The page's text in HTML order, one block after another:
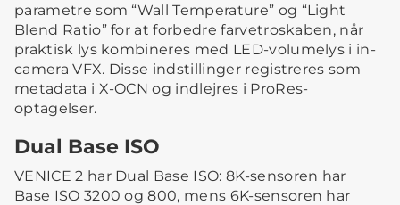
parametre som “Wall Temperature” og “Light
Blend Ratio” for at forbedre farvetroskaben, når
praktisk lys kombineres med LED-volumelys i in-
camera VFX. Disse indstillinger registreres som
metadata i X-OCN og indlejres i ProRes-
optagelser.
Dual Base ISO
VENICE 2 har Dual Base ISO: 8K-sensoren har
Base ISO 3200 og 800, mens 6K-sensoren har